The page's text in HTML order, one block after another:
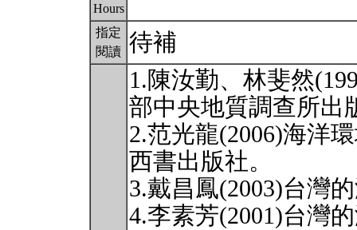
Hours
指定
閱讀 待補
1.陳汝勤、林斐然
部中央地質調查所出
2.范光龍(2006)海洋
西書出版社。
3.戴昌鳳(2003)台灣
4.李素芳(2001)台灣